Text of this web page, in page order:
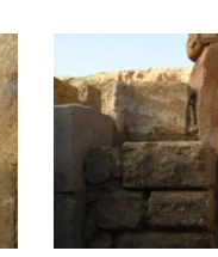
شمسي
عمره
2500
يظهر
من
في